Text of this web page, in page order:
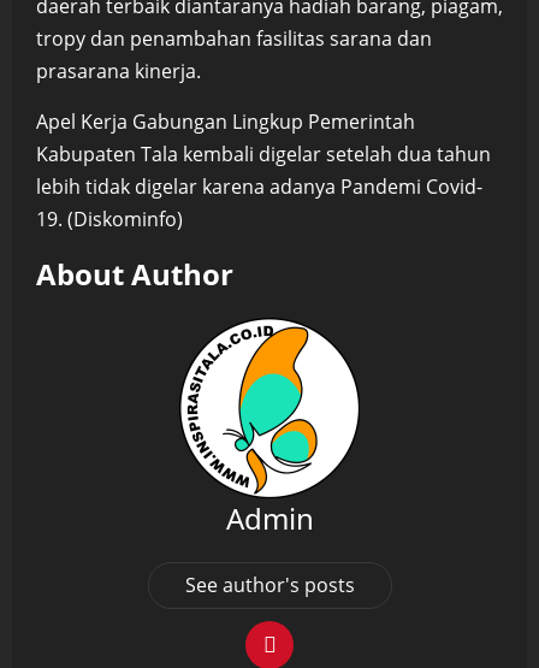
daerah terbaik diantaranya hadiah barang, piagam,
tropy dan penambahan fasilitas sarana dan
prasarana kinerja.
Apel Kerja Gabungan Lingkup Pemerintah
Kabupaten Tala kembali digelar setelah dua tahun
lebih tidak digelar karena adanya Pandemi Covid-
19. (Diskominfo)
About Author
Admin
See author's posts